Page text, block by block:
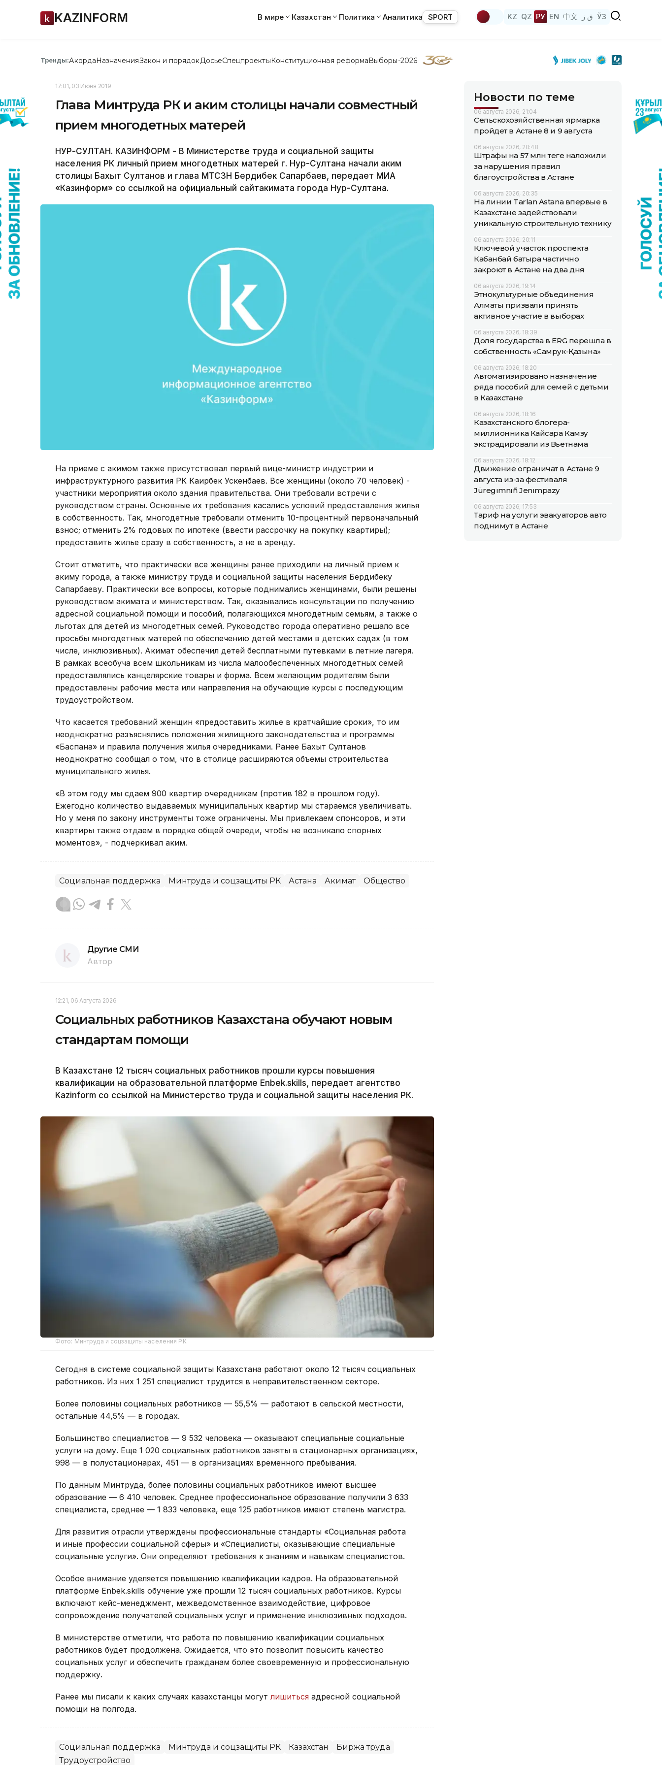
KAZINFORM В мире Казахстан Политика Аналитика SPORT KZ QZ РУ EN 中文 ق ز ЎЗ
Тренды:АкордаНазначенияЗакон и порядок ДосьеСпецпроектыКонституционная реформаВыборы-2026
17:01, 03 Июня 2019
Глава Минтруда РК и аким столицы начали совместный
прием многодетных матерей
НУР-СУЛТАН. КАЗИНФОРМ - В Министерстве труда и социальной защиты
населения РК личный прием многодетных матерей г. Нур-Султана начали аким
столицы Бахыт Султанов и глава МТСЗН Бердибек Сапарбаев, передает МИА
«Казинформ» со ссылкой на официальный сайтакимата города Нур-Султана.
На приеме с акимом также присутствовал первый вице-министр индустрии и
инфраструктурного развития РК Каирбек Ускенбаев. Все женщины (около 70 человек) -
участники мероприятия около здания правительства. Они требовали встречи с
руководством страны. Основные их требования касались условий предоставления жилья
в собственность. Так, многодетные требовали отменить 10-процентный первоначальный
взнос; отменить 2% годовых по ипотеке (ввести рассрочку на покупку квартиры);
предоставить жилье сразу в собственность, а не в аренду.
Стоит отметить, что практически все женщины ранее приходили на личный прием к
акиму города, а также министру труда и социальной защиты населения Бердибеку
Сапарбаеву. Практически все вопросы, которые поднимались женщинами, были решены
руководством акимата и министерством. Так, оказывались консультации по получению
адресной социальной помощи и пособий, полагающихся многодетным семьям, а также о
льготах для детей из многодетных семей. Руководство города оперативно решало все
просьбы многодетных матерей по обеспечению детей местами в детских садах (в том
числе, инклюзивных). Акимат обеспечил детей бесплатными путевками в летние лагеря.
В рамках всеобуча всем школьникам из числа малообеспеченных многодетных семей
предоставлялись канцелярские товары и форма. Всем желающим родителям были
предоставлены рабочие места или направления на обучающие курсы с последующим
трудоустройством.
Что касается требований женщин «предоставить жилье в кратчайшие сроки», то им
неоднократно разъяснялись положения жилищного законодательства и программы
«Баспана» и правила получения жилья очередниками. Ранее Бахыт Султанов
неоднократно сообщал о том, что в столице расширяются объемы строительства
муниципального жилья.
«В этом году мы сдаем 900 квартир очередникам (против 182 в прошлом году).
Ежегодно количество выдаваемых муниципальных квартир мы стараемся увеличивать.
Но у меня по закону инструменты тоже ограничены. Мы привлекаем спонсоров, и эти
квартиры также отдаем в порядке общей очереди, чтобы не возникало спорных
моментов», - подчеркивал аким.
Социальная поддержка Минтруда и соцзащиты РК Астана Акимат Общество
Другие СМИ
Автор
12:21, 06 Августа 2026
Социальных работников Казахстана обучают новым
стандартам помощи
В Казахстане 12 тысяч социальных работников прошли курсы повышения
квалификации на образовательной платформе Enbek.skills, передает агентство
Kazinform со ссылкой на Министерство труда и социальной защиты населения РК.
Фото: Минтруда и соцзащиты населения РК
Сегодня в системе социальной защиты Казахстана работают около 12 тысяч социальных
работников. Из них 1 251 специалист трудится в неправительственном секторе.
Более половины социальных работников — 55,5% — работают в сельской местности,
остальные 44,5% — в городах.
Большинство специалистов — 9 532 человека — оказывают специальные социальные
услуги на дому. Еще 1 020 социальных работников заняты в стационарных организациях,
998 — в полустационарах, 451 — в организациях временного пребывания.
По данным Минтруда, более половины социальных работников имеют высшее
образование — 6 410 человек. Среднее профессиональное образование получили 3 633
специалиста, среднее — 1 833 человека, еще 125 работников имеют степень магистра.
Для развития отрасли утверждены профессиональные стандарты «Социальная работа
и иные профессии социальной сферы» и «Специалисты, оказывающие специальные
социальные услуги». Они определяют требования к знаниям и навыкам специалистов.
Особое внимание уделяется повышению квалификации кадров. На образовательной
платформе Enbek.skills обучение уже прошли 12 тысяч социальных работников. Курсы
включают кейс-менеджмент, межведомственное взаимодействие, цифровое
сопровождение получателей социальных услуг и применение инклюзивных подходов.
В министерстве отметили, что работа по повышению квалификации социальных
работников будет продолжена. Ожидается, что это позволит повысить качество
социальных услуг и обеспечить гражданам более своевременную и профессиональную
поддержку.
Ранее мы писали к каких случаях казахстанцы могут лишиться адресной социальной
помощи на полгода.
Социальная поддержка Минтруда и соцзащиты РК Казахстан
Биржа труда
Трудоустройство
Новости по теме
06 августа 2026, 21:04
Сельскохозяйственная ярмарка
пройдет в Астане 8 и 9 августа
06 августа 2026, 20:48
Штрафы на 57 млн теңге наложили
за нарушения правил
благоустройства в Астане
06 августа 2026, 20:35
На линии Tarlan Astana впервые в
Казахстане задействовали
уникальную строительную технику
06 августа 2026, 20:11
Ключевой участок проспекта
Кабанбай батыра частично
закроют в Астане на два дня
06 августа 2026, 19:14
Этнокультурные объединения
Алматы призвали принять
активное участие в выборах
06 августа 2026, 18:39
Доля государства в ERG перешла в
собственность «Самрук-Қазына»
06 августа 2026, 18:20
Автоматизировано назначение
ряда пособий для семей с детьми
в Казахстане
06 августа 2026, 18:16
Казахстанского блогера-
миллионника Кайсара Камзу
экстрадировали из Вьетнама
06 августа 2026, 18:12
Движение ограничат в Астане 9
августа из-за фестиваля
Jüregımnıñ Jenımpazy
06 августа 2026, 17:53
Тариф на услуги эвакуаторов авто
поднимут в Астане